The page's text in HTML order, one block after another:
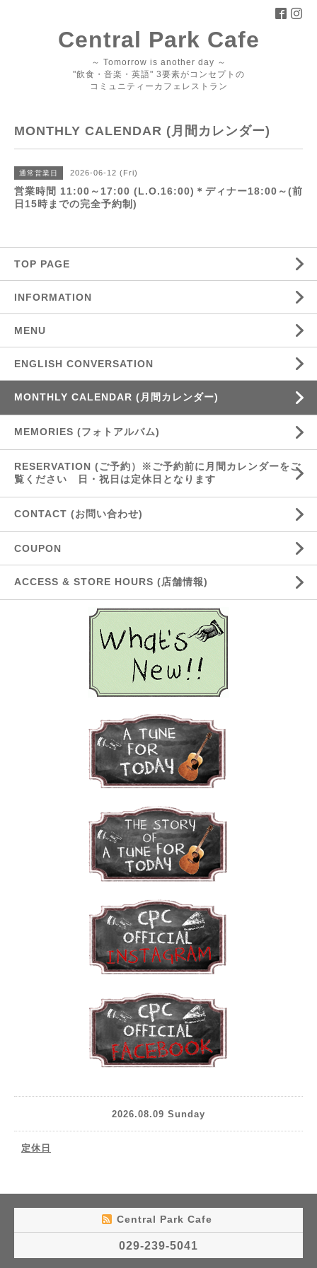
Central Park Cafe
～ Tomorrow is another day ～
"飲食・音楽・英語" 3要素がコンセプトの
コミュニティーカフェレストラン
MONTHLY CALENDAR (月間カレンダー)
通常営業日 2026-06-12 (Fri)
営業時間 11:00～17:00 (L.O.16:00)＊ディナー18:00～(前
日15時までの完全予約制)
TOP PAGE
INFORMATION
MENU
ENGLISH CONVERSATION
MONTHLY CALENDAR (月間カレンダー)
MEMORIES (フォトアルバム)
RESERVATION (ご予約）※ご予約前に月間カレンダーをご
覧ください 日・祝日は定休日となります
CONTACT (お問い合わせ)
COUPON
ACCESS & STORE HOURS (店舗情報)
2026.08.09 Sunday
定休日
Central Park Cafe
029-239-5041